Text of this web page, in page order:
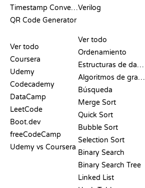
Timestamp Converter
QR Code Generator
Verilog
Ver todo
Coursera
Udemy
Codecademy
DataCamp
LeetCode
Boot.dev
freeCodeCamp
Udemy vs Coursera
Ver todo
Ordenamiento
Estructuras de datos
Algoritmos de grafos
Búsqueda
Merge Sort
Quick Sort
Bubble Sort
Selection Sort
Binary Search
Binary Search Tree
Linked List